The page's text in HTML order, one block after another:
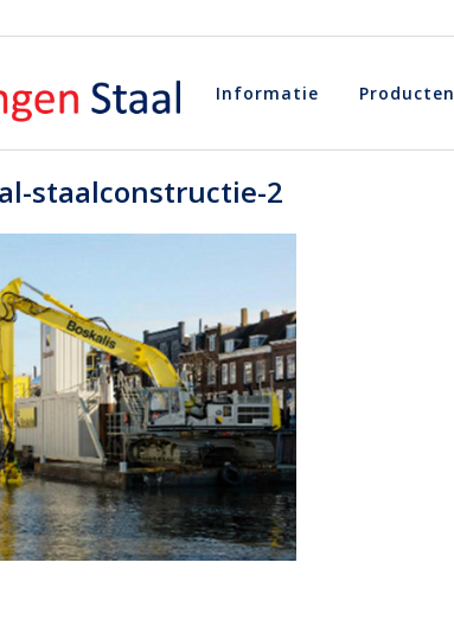
Informatie Producten
staalconstructie-2